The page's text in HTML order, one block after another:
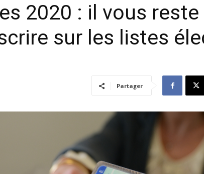
2020 : il vous
sur les listes
Partager